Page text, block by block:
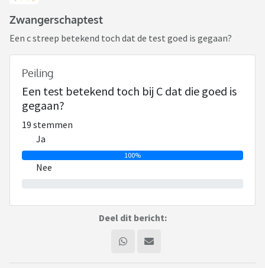
Zwangerschaptest
Een c streep betekend toch dat de test goed is gegaan?
Peiling
Een test betekend toch bij C dat die goed is
gegaan?
19 stemmen
Ja
100%
Nee
Deel dit bericht: